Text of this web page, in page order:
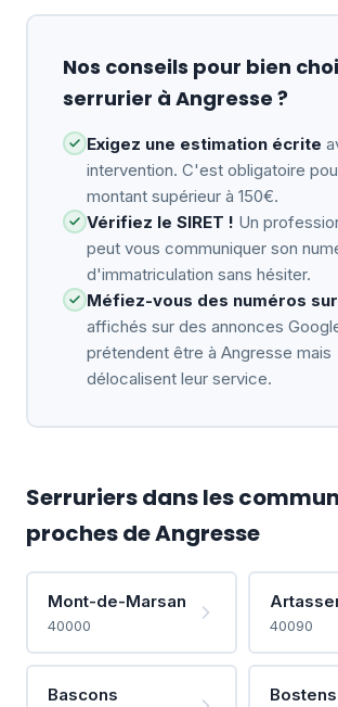
Nos conseils pour bien
serrurier à Angresse ?
Exigez une estimation écrite
intervention. C'est obligatoire
montant supérieur à 150€.
Vérifiez le SIRET ! Un
peut vous communiquer son
d'immatriculation sans hésiter.
Méfiez-vous des numéros
affichés sur des annonces
prétendent être à Angresse mais
délocalisent leur service.
Serruriers dans les
proches de Angresse
Mont-de-Marsan
40000 40090
Bascons Bostens